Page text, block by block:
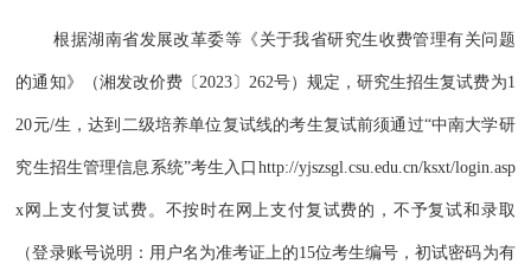
根据湖南省发展改革委等《关于我省研究生收费管理有关问题
的通知》（湘发改价费〔2023〕262号）规定，研究生招生复试费为1
20元/生，达到二级培养单位复试线的考生复试前须通过“中南大学研
究生招生管理信息系统”考生入口http://yjszsgl.csu.edu.cn/ksxt/login.asp
x网上支付复试费。不按时在网上支付复试费的，不予复试和录取
（登录账号说明：用户名为准考证上的15位考生编号，初试密码为有